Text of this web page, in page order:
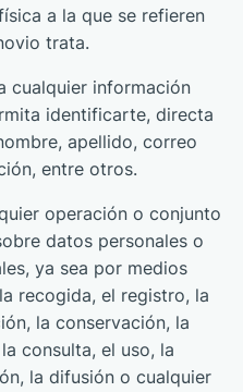
a la que se refieren
trata.
cualquier información
identificarte, directa
apellido, correo
entre otros.
operación o conjunto
datos personales o
ya sea por medios
recogida, el registro, la
la conservación, la
consulta, el uso, la
la difusión o cualquier